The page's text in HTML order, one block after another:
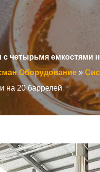
четырьмя емкостями
Оборудование »
на 20 баррелей